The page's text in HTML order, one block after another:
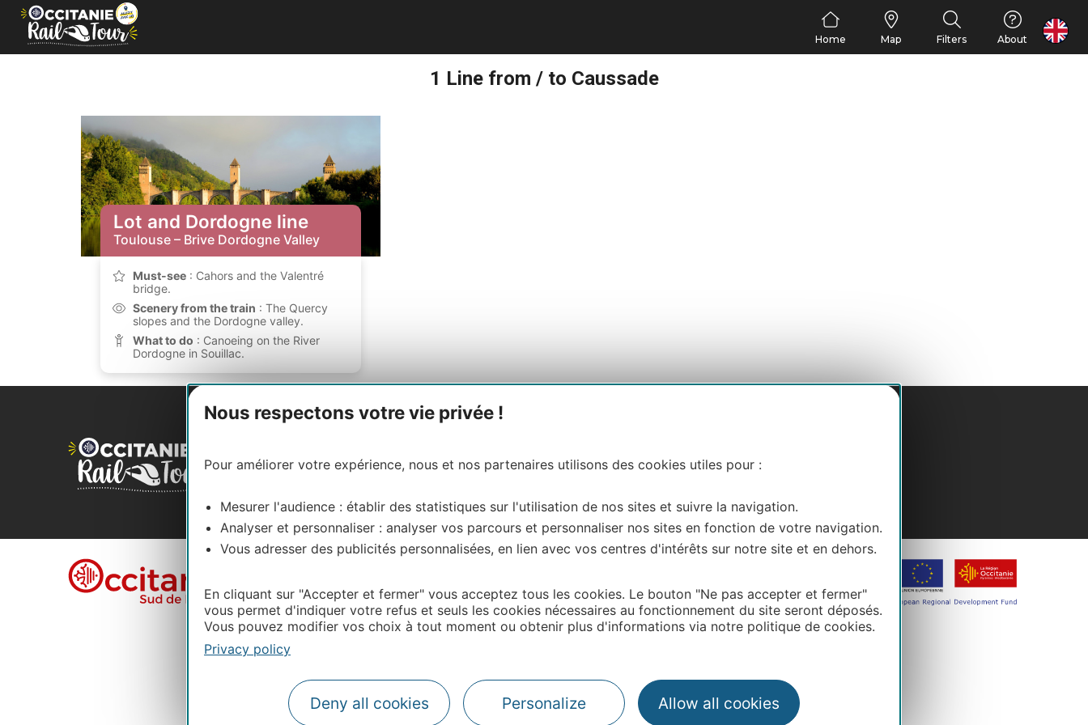
Cookies management panel
Nous respectons votre vie privée !
Pour améliorer votre expérience, nous et nos partenaires utilisons des cookies utiles pour :
Mesurer l'audience : établir des statistiques sur l'utilisation de nos sites et suivre la navigation.
Analyser et personnaliser : analyser vos parcours et personnaliser nos sites en fonction de votre navigation.
Vous adresser des publicités personnalisées, en lien avec vos centres d'intérêts sur notre site et en dehors.
En cliquant sur "Accepter et fermer" vous acceptez tous les cookies. Le bouton "Ne pas accepter et fermer"
vous permet d'indiquer votre refus et seuls les cookies nécessaires au fonctionnement du site seront déposés.
Vous pouvez modifier vos choix à tout moment ou obtenir plus d'informations via notre politique de cookies.
Privacy policy
Deny all cookies Personalize Allow all cookies
Home Map Filters About
FR
1 Line from / to Caussade
Lot and Dordogne line
Toulouse – Brive Dordogne Valley
Must-see : Cahors and the Valentré
bridge.
Scenery from the train : The Quercy
slopes and the Dordogne valley.
What to do : Canoeing on the River
Dordogne in Souillac.
#VisitOccitanie